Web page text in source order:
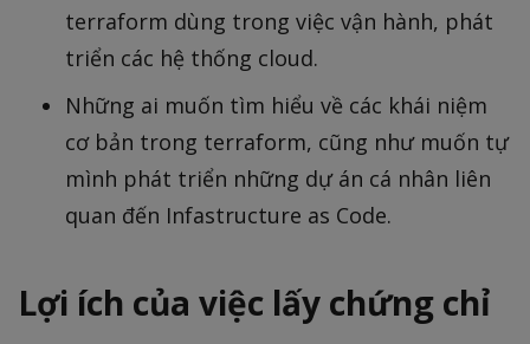
terraform dùng trong việc vận hành, phát
triển các hệ thống cloud.
Những ai muốn tìm hiểu về các khái niệm
cơ bản trong terraform, cũng như muốn tự
mình phát triển những dự án cá nhân liên
quan đến Infastructure as Code.
Lợi ích của việc lấy chứng chỉ